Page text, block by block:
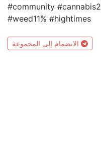
#community
#weed11% #hightimes